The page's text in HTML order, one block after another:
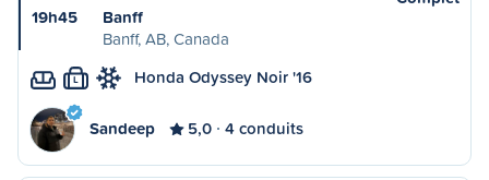
19h45
Banff
Banff, AB, Canada
L Honda Odyssey Noir '16
Sandeep 5,0 4 conduits